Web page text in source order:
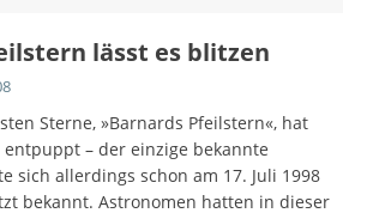
lässt es blitzen
Sterne, »Barnards Pfeilstern«, hat
– der einzige bekannte
sich allerdings schon am 17. Juli 1998
bekannt. Astronomen hatten in dieser